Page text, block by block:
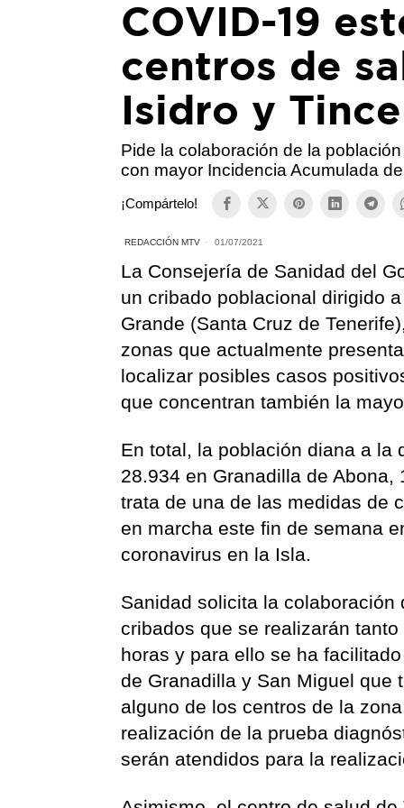
COVID-19
centros de
Isidro y
Pide la colaboración de la
con mayor Incidencia Acumulada
¡Compártelo!
REDACCIÓN MTV 01/07/2021
La Consejería de Sanidad del
un cribado poblacional dirigido
Grande (Santa Cruz de
zonas que actualmente
localizar posibles casos
que concentran también la
En total, la población diana a la
28.934 en Granadilla de
trata de una de las medidas de
en marcha este fin de semana
coronavirus en la Isla.
Sanidad solicita la
cribados que se realizarán
horas y para ello se ha
de Granadilla y San Miguel que
alguno de los centros de la
realización de la prueba
serán atendidos para la